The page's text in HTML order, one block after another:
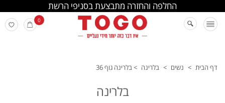
החלפה והחזרה מתבצעת בסניפי הרשת
0
דף הבית > נשים > בלרינה >בלרינה גוף 36
בלרינה